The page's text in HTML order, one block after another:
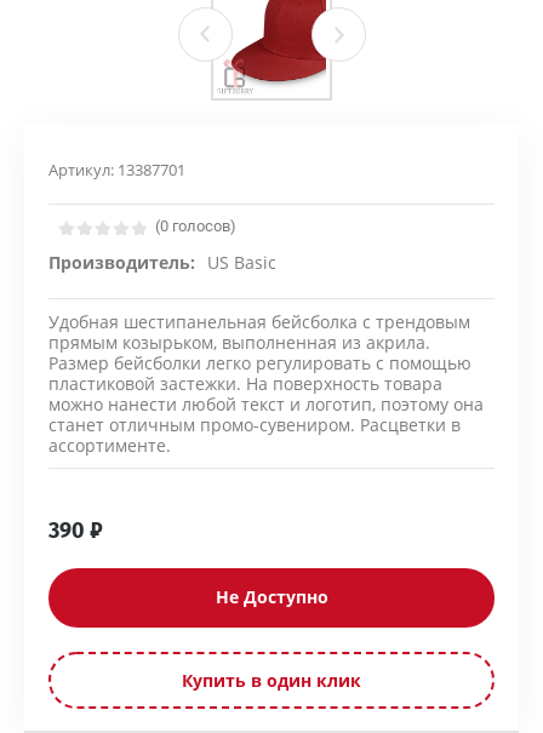
Артикул: 13387701
(0 голосов)
Производитель: US Basic
Удобная шестипанельная бейсболка с трендовым
прямым козырьком, выполненная из акрила.
Размер бейсболки легко регулировать с помощью
пластиковой застежки. На поверхность товара
можно нанести любой текст и логотип, поэтому она
станет отличным промо-сувениром. Расцветки в
ассортименте.
390 ₽
Не Доступно
Купить в один клик